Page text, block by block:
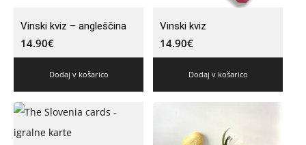
Vinski kviz – angleščina
14.90€
Dodaj v košarico
Vinski kviz
14.90€
Dodaj v košarico